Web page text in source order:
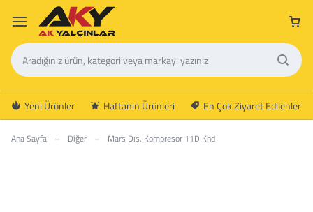
Yeni Ürünler Haftanın Ürünleri En Çok Ziyaret Edilenler
Ana Sayfa – Diğer – Mars Dıs. Kompresor 11D Khd